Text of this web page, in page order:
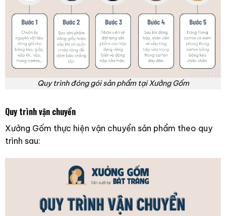
Quy trình đóng gói sản phẩm tại Xưởng Gốm
Quy trình vận chuyển
Xưởng Gốm thực hiện vận chuyển sản phẩm theo quy
trình sau: